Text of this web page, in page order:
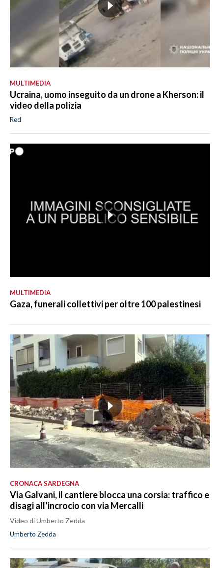
MULTIMEDIA
Ucraina, uomo inseguito da un drone a Kherson: il
video della polizia
Red
MULTIMEDIA
Gaza, funerali collettivi per oltre 100 palestinesi
CRONACA SARDEGNA
Via Galvani, il cantiere blocca una corsia: traffico e
disagi all’incrocio con via Mercalli
Video di Umberto Zedda
Umberto Zedda